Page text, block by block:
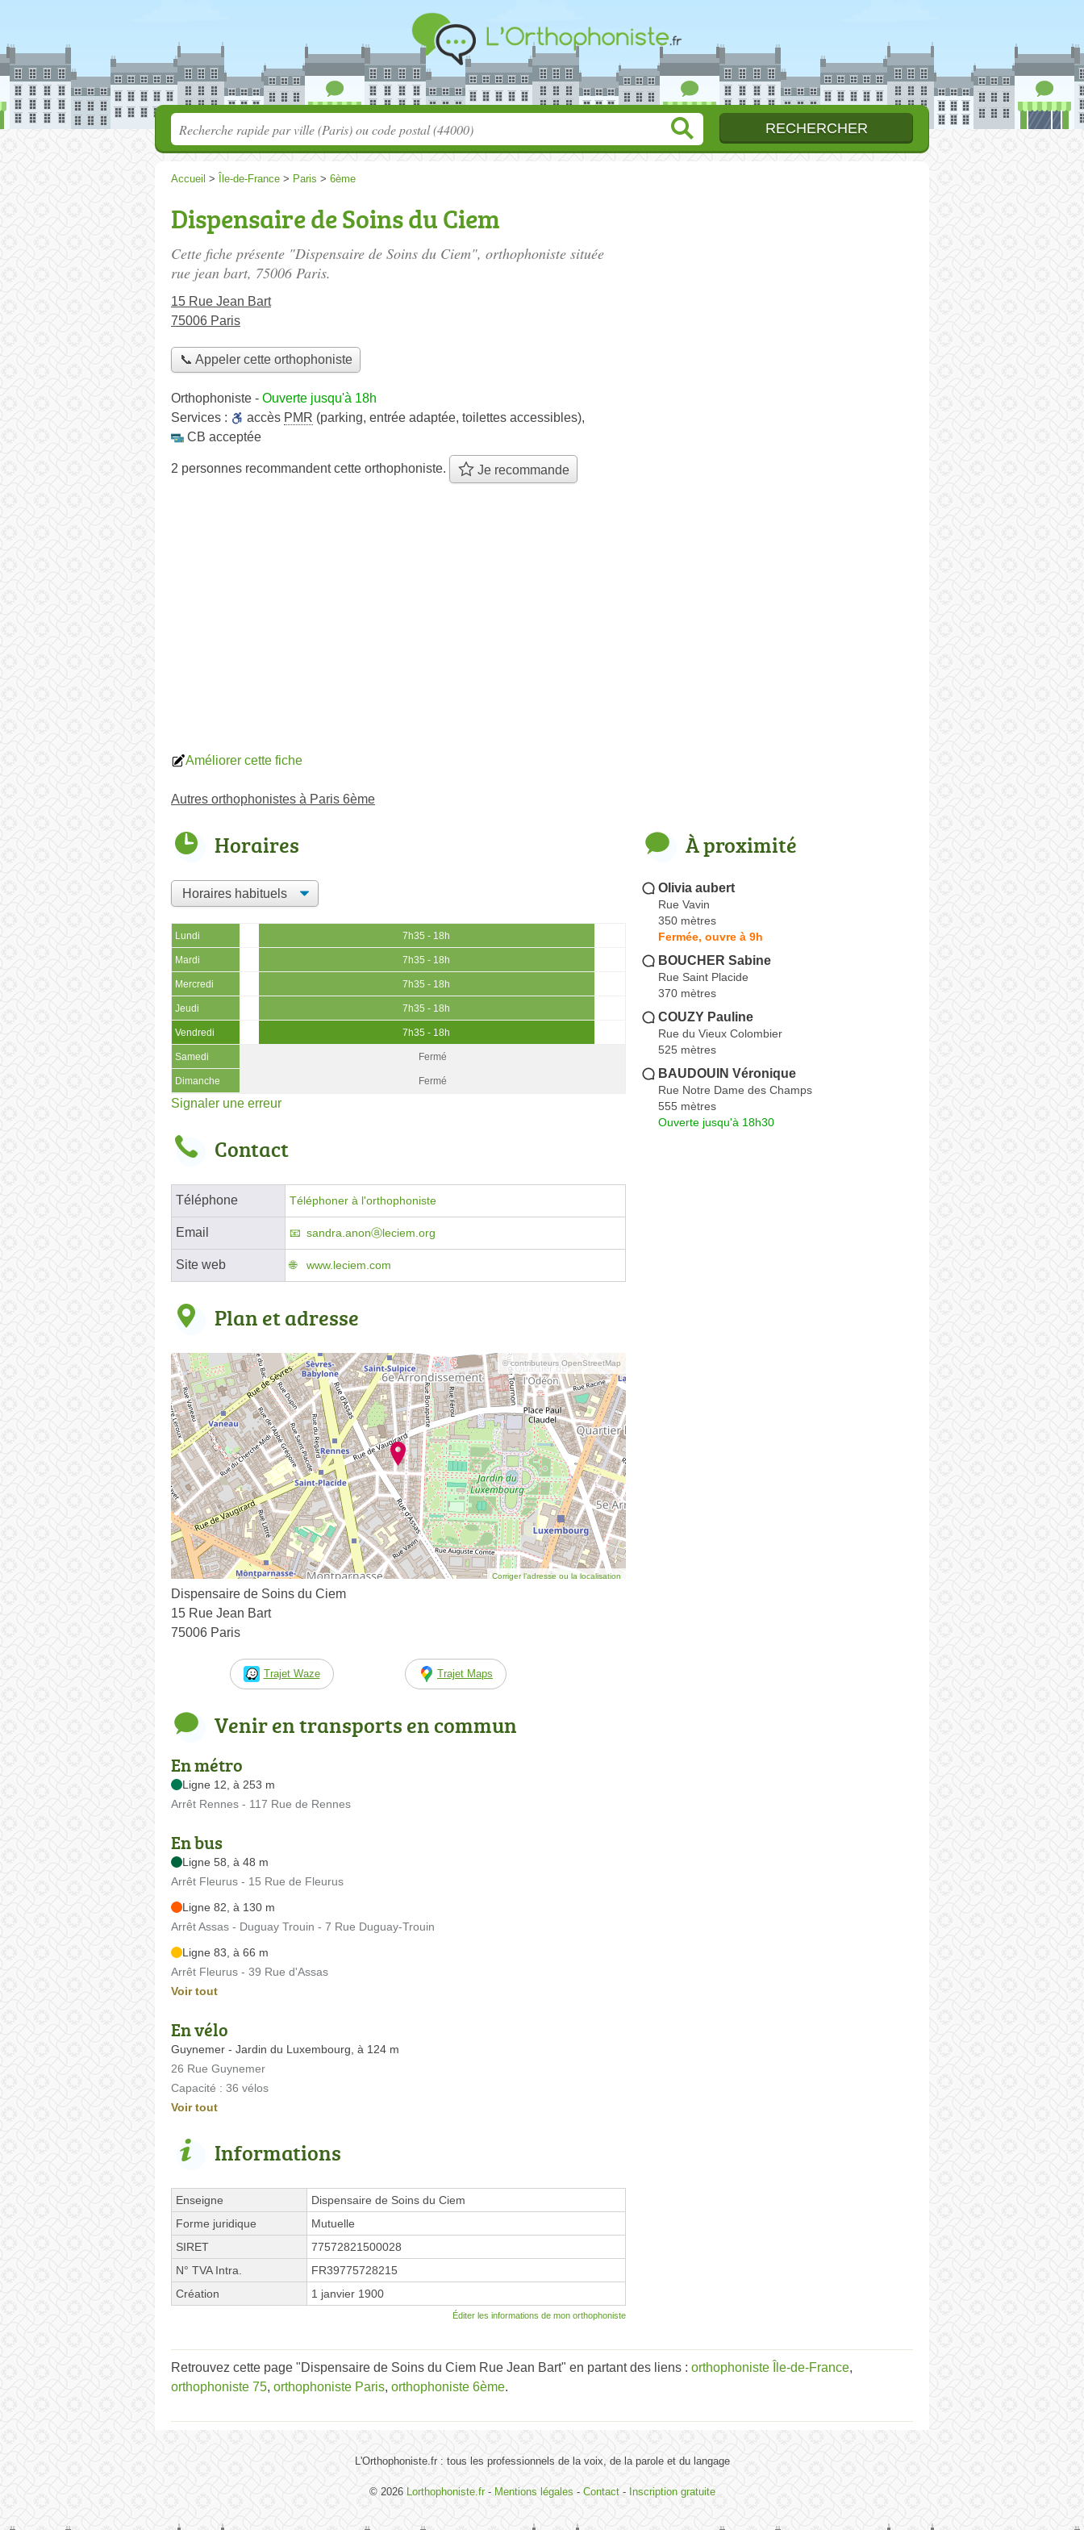
Accueil > Île-de-France > Paris > 6ème
Dispensaire de Soins du Ciem
Cette fiche présente "Dispensaire de Soins du Ciem", orthophoniste située
rue jean bart, 75006 Paris.
15 Rue Jean Bart
75006 Paris
📞 Appeler cette orthophoniste
Orthophoniste - Ouverte jusqu'à 18h
Services :
accès PMR (parking, entrée adaptée, toilettes accessibles),
CB acceptée
2 personnes recommandentcette orthophoniste. Je recommande
Améliorer cette fiche
Autres orthophonistes à Paris 6ème
Horaires
Lundi 7h35 - 18h
Mardi 7h35 - 18h
Mercredi 7h35 - 18h
Jeudi 7h35 - 18h
Vendredi 7h35 - 18h
Samedi Fermé
Dimanche Fermé
Signaler une erreur
Contact
Téléphone Téléphoner à l'orthophoniste
Email sandra.anonⓐleciem.org
Site web www.leciem.com
Plan et adresse
© contributeurs OpenStreetMap
Corriger l’adresse ou la localisation
Dispensaire de Soins du Ciem
15 Rue Jean Bart
75006 Paris
Trajet Waze Trajet Maps
Venir en transports en commun
En métro
Ligne 12, à 253 m
Arrêt Rennes - 117 Rue de Rennes
En bus
Ligne 58, à 48 m
Arrêt Fleurus - 15 Rue de Fleurus
Ligne 82, à 130 m
Arrêt Assas - Duguay Trouin - 7 Rue Duguay-Trouin
Ligne 83, à 66 m
Arrêt Fleurus - 39 Rue d'Assas
Voir tout
En vélo
Guynemer - Jardin du Luxembourg, à 124 m
26 Rue Guynemer
Capacité : 36 vélos
Voir tout
Informations
Enseigne
Dispensaire de Soins du Ciem
Forme juridique
Mutuelle
SIRET
77572821500028
N° TVA Intra.
FR39775728215
Création
1 janvier 1900
Éditer les informations de mon orthophoniste
À proximité
Olivia aubert
Rue Vavin
350 mètres
Fermée, ouvre à 9h
BOUCHER Sabine
Rue Saint Placide
370 mètres
COUZY Pauline
Rue du Vieux Colombier
525 mètres
BAUDOUIN Véronique
Rue Notre Dame des Champs
555 mètres
Ouverte jusqu'à 18h30
Retrouvez cette page "Dispensaire de Soins du Ciem Rue Jean Bart" en partant des liens : orthophoniste Île-de-France,
orthophoniste 75, orthophoniste Paris, orthophoniste 6ème.
L'Orthophoniste.fr : tous les professionnels de la voix, de la parole et du langage
© 2026 Lorthophoniste.fr - Mentions légales - Contact- Inscription gratuite